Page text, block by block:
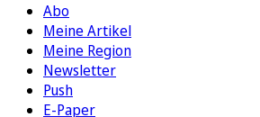
Abo
Meine Artikel
Meine Region
Newsletter
Push
E-Paper